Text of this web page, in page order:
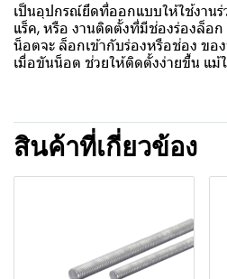
เป็นอุปกรณ์ยึดที่ออกแบบให้ใช้งานร่
แร็ค, หรือ งานติดตั้งที่มีช่องร่องล็อ
น็อตจะ ล็อกเข้ากับร่องหรือช่อง ข
เมื่อขันน็อต ช่วยให้ติดตั้งง่ายขึ้น แ
สินค้าที่เกี่ยวข้อง